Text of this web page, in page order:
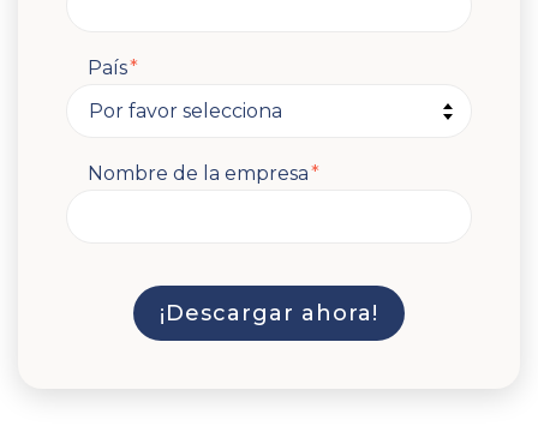
País*
Nombre de la empresa*